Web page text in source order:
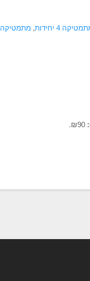
4 יחידות , מתמטיקה 5 יחידות